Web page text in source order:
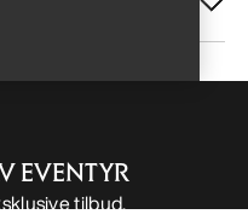
Help
EVENTYR
tilbud,